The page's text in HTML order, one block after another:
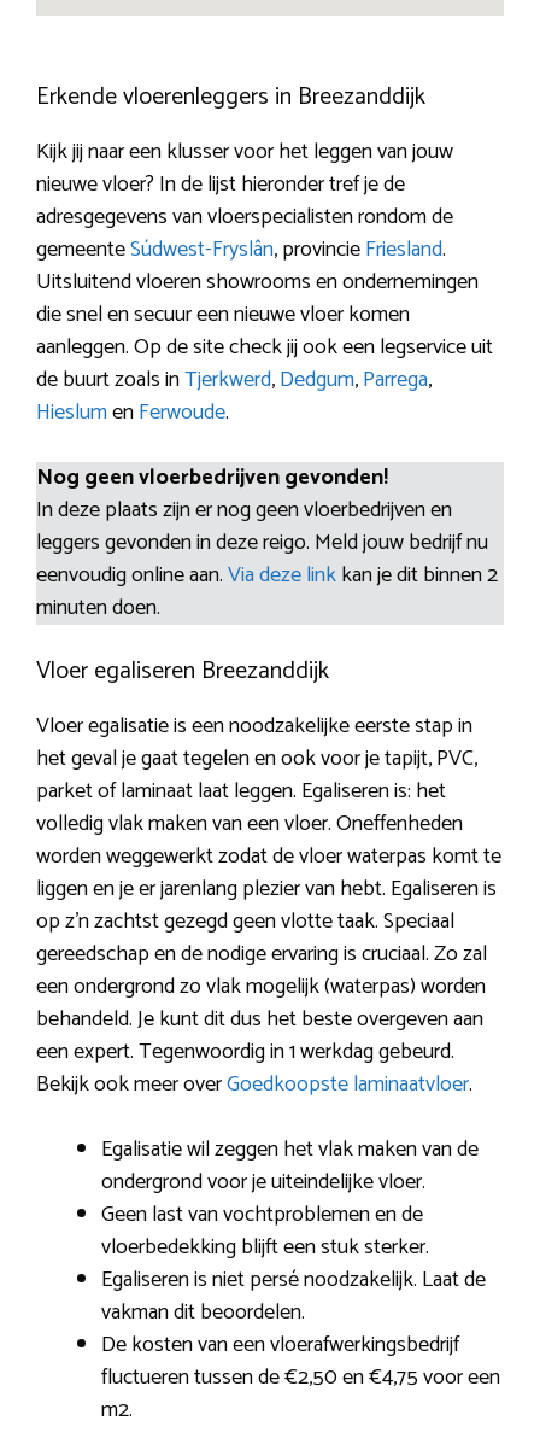
Erkende vloerenleggers in Breezanddijk
Kijk jij naar een klusser voor het leggen van jouw
nieuwe vloer? In de lijst hieronder tref je de
adresgegevens van vloerspecialisten rondom de
gemeenteSúdwest-Fryslân, provincieFriesland.
Uitsluitend vloeren showrooms en ondernemingen
die snel en secuur een nieuwe vloer komen
aanleggen. Op de site check jij ook een legservice uit
de buurt zoals inTjerkwerd,Dedgum,Parrega,
HieslumenFerwoude.
Nog geen vloerbedrijven gevonden!
In deze plaats zijn er nog geen vloerbedrijven en
leggers gevonden in deze reigo. Meld jouw bedrijf nu
eenvoudig online aan.Via deze linkkan je dit binnen 2
minuten doen.
Vloer egaliseren Breezanddijk
Vloer egalisatie is een noodzakelijke eerste stap in
het geval je gaat tegelen en ook voor je tapijt, PVC,
parket of laminaat laat leggen. Egaliseren is: het
volledig vlak maken van een vloer. Oneffenheden
worden weggewerkt zodat de vloer waterpas komt te
liggen en je er jarenlang plezier van hebt. Egaliseren is
op z’n zachtst gezegd geen vlotte taak. Speciaal
gereedschap en de nodige ervaring is cruciaal. Zo zal
een ondergrond zo vlak mogelijk (waterpas) worden
behandeld. Je kunt dit dus het beste overgeven aan
een expert. Tegenwoordig in 1 werkdag gebeurd.
Bekijk ook meer overGoedkoopste laminaatvloer.
Egalisatie wil zeggen het vlak maken van de
ondergrond voor je uiteindelijke vloer.
Geen last van vochtproblemen en de
vloerbedekking blijft een stuk sterker.
Egaliseren is niet persé noodzakelijk. Laat de
vakman dit beoordelen.
De kosten van een vloerafwerkingsbedrijf
fluctueren tussen de €2,50 en €4,75 voor een
m2.